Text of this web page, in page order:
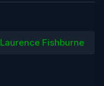
Laurence Fishburne